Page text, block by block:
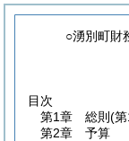
○湧別町財
目次
第1章
総則 (
第2章
予算